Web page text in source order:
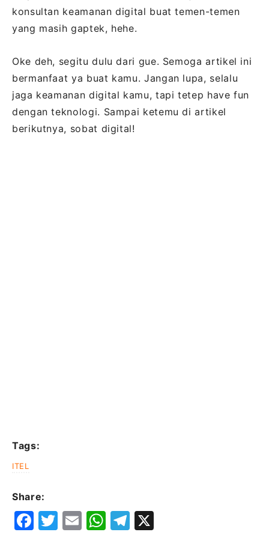
konsultan keamanan digital buat temen-temen
yang masih gaptek, hehe.
Oke deh, segitu dulu dari gue. Semoga artikel ini
bermanfaat ya buat kamu. Jangan lupa, selalu
jaga keamanan digital kamu, tapi tetep have fun
dengan teknologi. Sampai ketemu di artikel
berikutnya, sobat digital!
Tags:
ITEL
Share:
F
T
E
W T